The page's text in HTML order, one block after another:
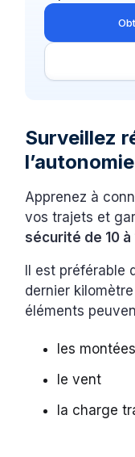
Surveillez
l’autonomie
Apprenez à
vos trajets et
sécurité de 10 à
Il est préférable
dernier
éléments
les montées
le vent
la charge